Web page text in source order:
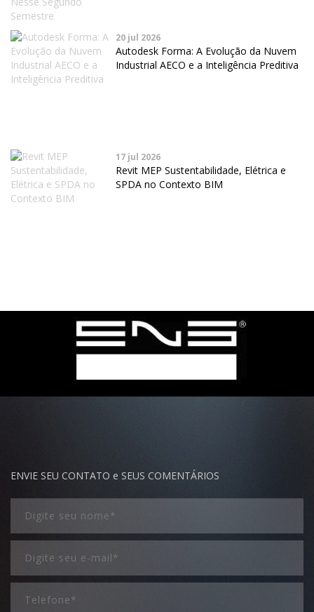
20 jul 2026
Autodesk Forma: A Evolução da Nuvem
Industrial AECO e a Inteligência Preditiva
17 jul 2026
Revit MEP Sustentabilidade, Elétrica e
SPDA no Contexto BIM
ENVIE SEU CONTATO e SEUS COMENTÁRIOS